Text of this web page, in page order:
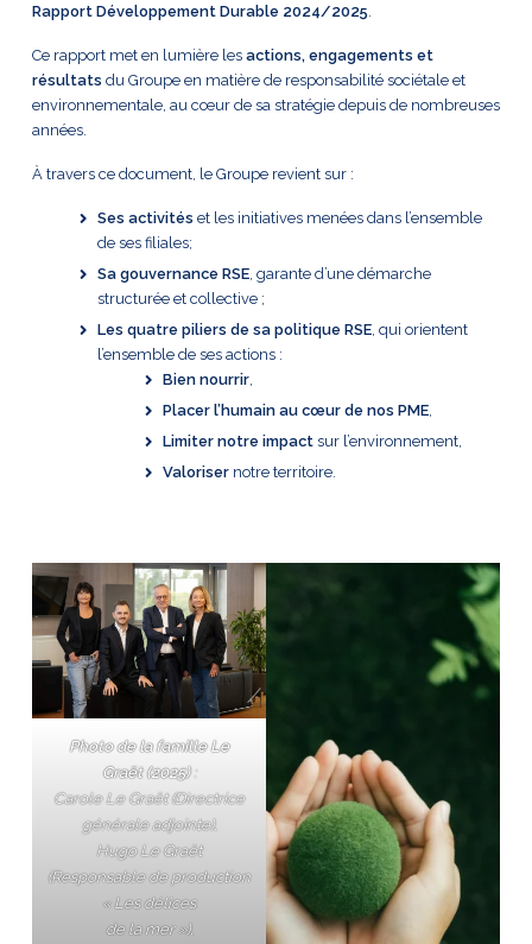
Rapport Développement Durable 2024/2025
Ce rapport met en lumière les actions, engagements et
résultats du Groupe en matière de responsabilité sociétale et
environnementale, au cœur de sa stratégie depuis de nombreuses
années.
À travers ce document, le Groupe revient sur :
Ses activités et les initiatives menées dans l’ensemble
de ses filiales;
Sa gouvernance RSE , garante d’une démarche
structurée et collective ;
Les quatre piliers de sa politique RSE , qui orientent
l’ensemble de ses actions :
Bien nourrir
Placer l’humain au cœur de nos PME
Limiter notre impact sur l’environnement,
Valoriser notre territoire.
Photo de la famille Le
Graët (2025):
Carole Le Graët (Directrice
générale adjointe),
Hugo Le Graët
(Responsable de production
« Les délices
de la mer »),